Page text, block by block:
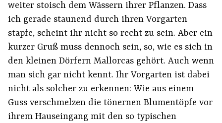
weiter stoisch dem Wässern ihrer Pflanzen. Dass
ich gerade staunend durch ihren Vorgarten
stapfe, scheint ihr nicht so recht zu sein. Aber ein
kurzer Gruß muss dennoch sein, so, wie es sich in
den kleinen Dörfern Mallorcas gehört. Auch wenn
man sich gar nicht kennt. Ihr Vorgarten ist dabei
nicht als solcher zu erkennen: Wie aus einem
Guss verschmelzen die tönernen Blumentöpfe vor
ihrem Hauseingang mit den so typischen